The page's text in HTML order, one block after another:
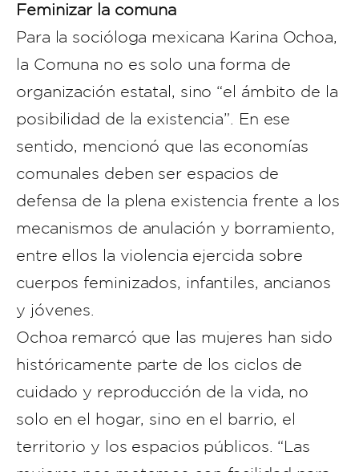
Feminizar la comuna
Para la socióloga mexicana Karina Ochoa,
la Comuna no es solo una forma de
organización estatal, sino “el ámbito de la
posibilidad de la existencia”. En ese
sentido, mencionó que las economías
comunales deben ser espacios de
defensa de la plena existencia frente a los
mecanismos de anulación y borramiento,
entre ellos la violencia ejercida sobre
cuerpos feminizados, infantiles, ancianos
y jóvenes.
Ochoa remarcó que las mujeres han sido
históricamente parte de los ciclos de
cuidado y reproducción de la vida, no
solo en el hogar, sino en el barrio, el
territorio y los espacios públicos. “Las